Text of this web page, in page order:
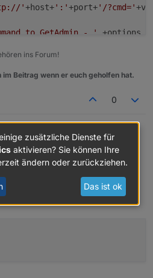
'+host+':'+port+'/?cmd='
to GetAdmin - ' +options.
response - '
response. statusCode ==
ins Forum!
Beitrag wenn er euch geholfen hat.
0
2019, 15:37
daran.
zusätzliche Dienste für
aktivieren? Sie können Ihre
ändern oder zurückziehen.
Das ist ok